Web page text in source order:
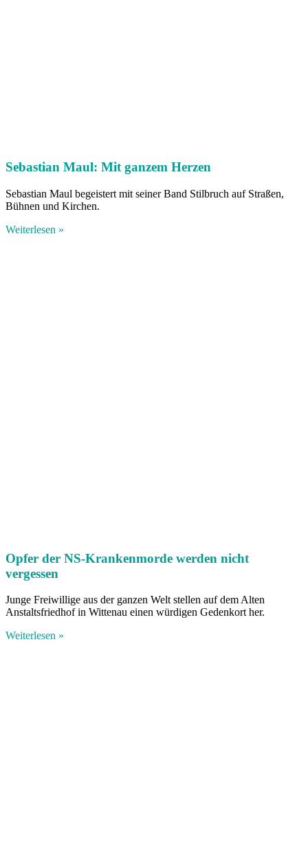
Sebastian Maul: Mit ganzem Herzen
Sebastian Maul begeistert mit seiner Band Stilbruch auf Straßen,
Bühnen und Kirchen.
Weiterlesen »
Opfer der NS-Krankenmorde werden nicht
vergessen
Junge Freiwillige aus der ganzen Welt stellen auf dem Alten
Anstaltsfriedhof in Wittenau einen würdigen Gedenkort her.
Weiterlesen »